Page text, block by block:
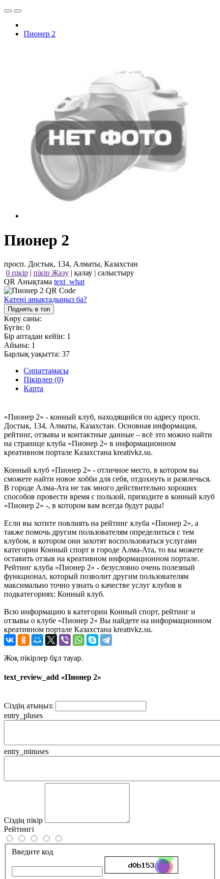
Пионер 2
Пионер 2
просп. Достык, 134, Алматы, Казахстан
0 пікір | пікір Жазу | қалау | салыстыру
QR Анықтама text_what
Қатені анықтадыңыз ба?
Поднять в топ
Көру саны:
Бүгін: 0
Бір аптадан кейін: 1
Айына: 1
Барлық уақытта: 37
Сипаттамасы
Пікірлер (0)
Карта
«Пионер 2» - конный клуб, находящийся по адресу просп.
Достык, 134, Алматы, Казахстан. Основная информация,
рейтинг, отзывы и контактные данные – всё это можно найти
на странице клуба «Пионер 2» в информационном
креативном портале Казахстана kreativkz.su.
Конный клуб «Пионер 2» - отличное место, в котором вы
сможете найти новое хобби для себя, отдохнуть и развлечься.
В городе Алма-Ата не так много действительно хороших
способов провести время с пользой, приходите в конный клуб
«Пионер 2» -, в котором вам всегда будут рады!
Если вы хотите повлиять на рейтинг клуба «Пионер 2», а
также помочь другим пользователям определиться с тем
клубом, в котором они захотят воспользоваться услугами
категории Конный спорт в городе Алма-Ата, то вы можете
оставить отзыв на креативном информационном портале.
Рейтинг клуба «Пионер 2» - безусловно очень полезный
функционал, который позволит другим пользователям
максимально точно узнать о качестве услуг клубов в
подкатегориях: Конный клуб.
Всю информацию в категории Конный спорт, рейтинг и
отзывы о клубе «Пионер 2» Вы найдете на информационном
креативном портале Казахстана kreativkz.su.
Жоқ пікірлер бұл тауар.
text_review_add «Пионер 2»
Сіздің атыңыз:
entry_pluses
entry_minuses
Сіздің пікір
Рейтингі
Введите код